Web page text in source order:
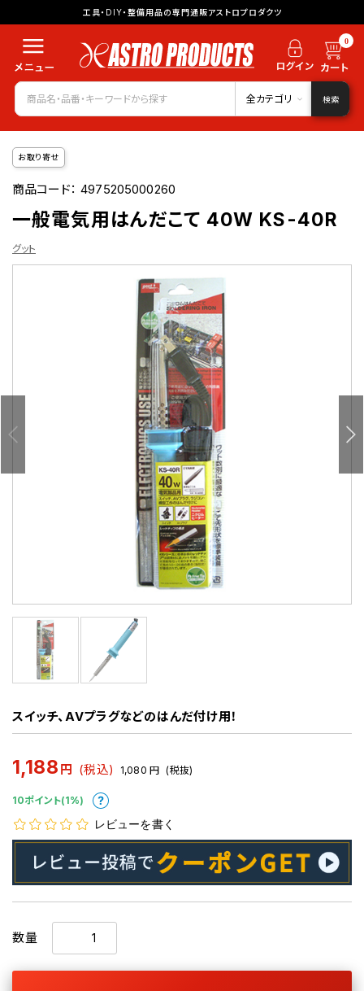
工具・DIY・整備用品の専門通販アストロプロダクツ
0
全カテゴリ 検索
お取り寄せ
商品コード：4975205000260
一般電気用はんだこて 40W KS-40R
グット
スイッチ、AVプラグなどのはんだ付け用！
1,188 円 (税込) 1,080 円 (税抜)
10ポイント(1%)
レビューを書く
数量